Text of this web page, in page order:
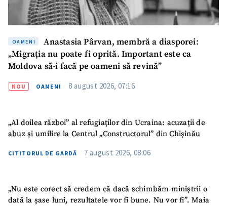
OAMENI
Anastasia Pârvan, membră a diasporei:
„Migrația nu poate fi oprită. Important este ca
Moldova să-i facă pe oameni să revină”
NOU OAMENI 8 august 2026, 07:16
„Al doilea război” al refugiaților din Ucraina: acuzații de
abuz și umilire la Centrul „Constructorul” din Chișinău
CITITORUL DE GARDĂ 7 august 2026, 08:06
„Nu este corect să credem că dacă schimbăm miniștrii o
dată la șase luni, rezultatele vor fi bune. Nu vor fi”. Maia
Am citit și sunt de
acord cupolitica de
TRIMITE ȘTIREA